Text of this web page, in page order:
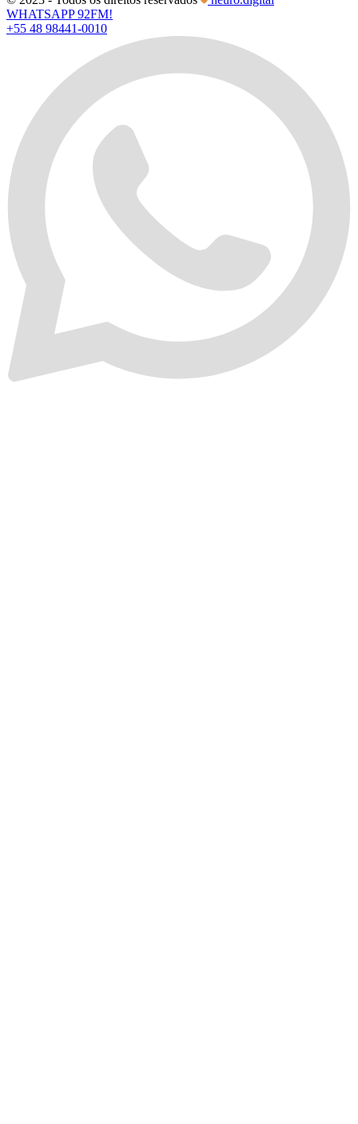
WHATSAPP 92FM!
+55 48 98441-0010